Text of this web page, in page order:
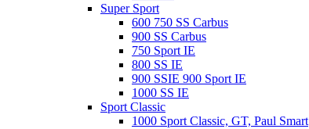
Super Sport
600 750 SS Carbus
900 SS Carbus
750 Sport IE
800 SS IE
900 SSIE 900 Sport IE
1000 SS IE
Sport Classic
1000 Sport Classic, GT, Paul Smart